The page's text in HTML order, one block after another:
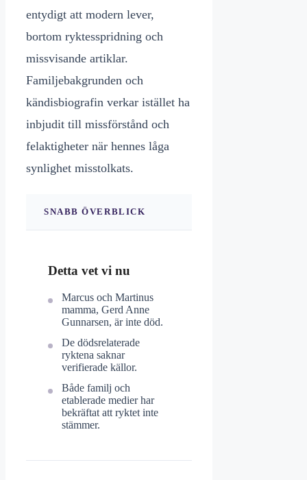
entydigt att modern lever,
bortom ryktesspridning och
missvisande artiklar.
Familjebakgrunden och
kändisbiografin verkar istället ha
inbjudit till missförstånd och
felaktigheter när hennes låga
synlighet misstolkats.
SNABB ÖVERBLICK
Detta vet vi nu
Marcus och Martinus
mamma, Gerd Anne
Gunnarsen, är inte död.
De dödsrelaterade
ryktena saknar
verifierade källor.
Både familj och
etablerade medier har
bekräftat att ryktet inte
stämmer.